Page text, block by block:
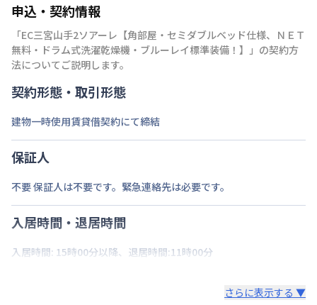
申込・契約情報
「EC三宮山手2ソアーレ【角部屋・セミダブルベッド仕様、ＮＥＴ
無料・ドラム式洗濯乾燥機・ブルーレイ標準装備！】
」の契約方
法についてご説明します。
契約形態・取引形態
建物一時使用賃貸借契約にて締結
保証人
不要 保証人は不要です。緊急連絡先は必要です。
入居時間・退居時間
入居時間: 15時00分以降、退居時間:11時00分
さらに表示する ▼